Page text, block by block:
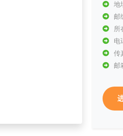
地
邮
所
电
传
邮